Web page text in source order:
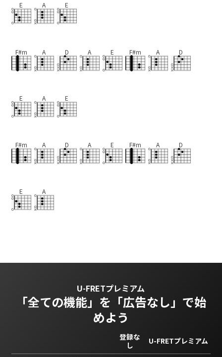
E A E
F#m A D A E F#m A D
E A E
F#m A D A E F#m A D
E A
U-FRETプレミアム
「全ての機能」を 「広告なし」で始
めよう
登録な
し
U-FRETプレミアム